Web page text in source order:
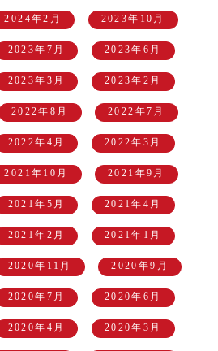
2024年2月 2023年10月
2023年7月 2023年6月
2023年3月 2023年2月
2022年8月 2022年7月
2022年4月 2022年3月
2021年10月 2021年9月
2021年5月 2021年4月
2021年2月 2021年1月
2020年11月 2020年9月
2020年7月 2020年6月
2020年4月 2020年3月